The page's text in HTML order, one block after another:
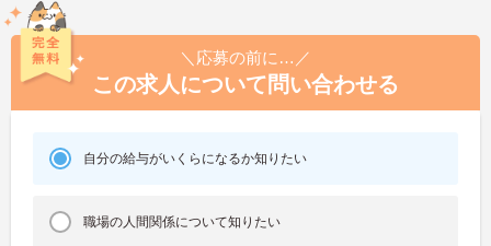
＼応募の前に…／
この求人について問い合わせる
自分の給与がいくらになるか知りたい
職場の人間関係について知りたい